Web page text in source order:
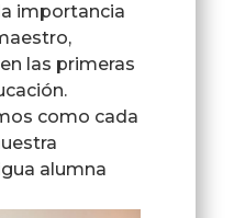
importancia
las primeras
como cada
alumna